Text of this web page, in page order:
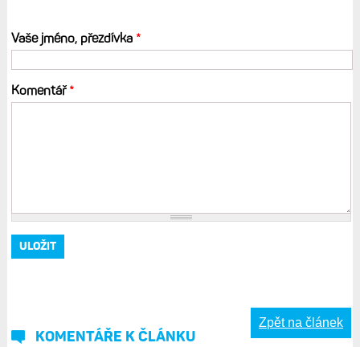
Vaše jméno, přezdívka *
Komentář*
KOMENTÁŘE K ČLÁNKU
Zpět na článek